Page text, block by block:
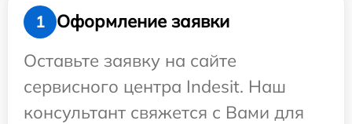
1
Оформление заявки
Оставьте заявку на сайте
сервисного центра Indesit. Наш
консультант свяжется с Вами для